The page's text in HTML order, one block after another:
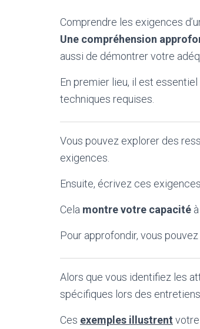
Comprendre les exigences
Une compréhension
aussi de démontrer votre
En premier lieu, il est
techniques requises.
Vous pouvez explorer des
exigences.
Ensuite, écrivez ces
Cela montre votre capacité
Pour approfondir, vous
Alors que vous identifiez les
spécifiques lors des entretiens.
Ces exemples illustrent